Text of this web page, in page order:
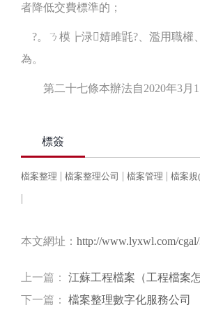
者降低交費標準的；
?。ㄋ模┢渌婧雎毷?、濫用職權
為。
第二十七條本辦法自2020年3月1
標簽
檔案整理 | 檔案整理公司 | 檔案管理 | 檔案規
|
本文網址： http://www.lyxwl.com/
上一篇：
江蘇工程檔案（工程檔案
下一篇：
檔案整理數字化服務公司